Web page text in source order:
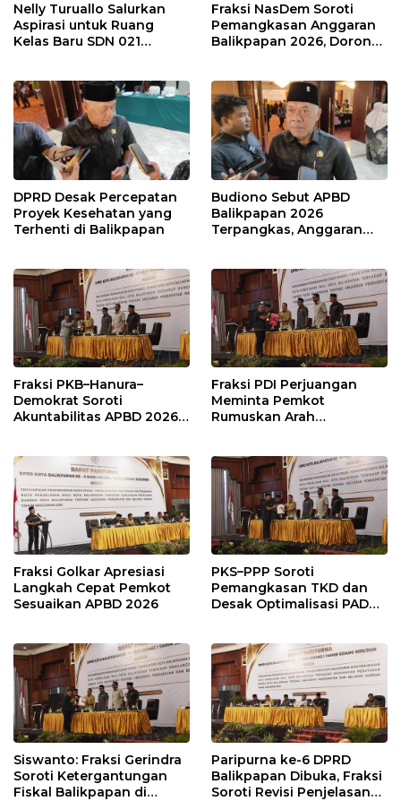
Nelly Turuallo Salurkan
Aspirasi untuk Ruang
Kelas Baru SDN 021
Fraksi NasDem Soroti
Pemangkasan Anggaran
Balikpapan 2026, Dorong
DPRD Desak Percepatan
Proyek Kesehatan yang
Terhenti di Balikpapan
Budiono Sebut APBD
Balikpapan 2026
Terpangkas, Anggaran
Fraksi PKB–Hanura–
Demokrat Soroti
Akuntabilitas APBD 2026
Modal
Fraksi PDI Perjuangan
Meminta Pemkot
Rumuskan Arah
Penyangga IKN
Fraksi Golkar Apresiasi
Langkah Cepat Pemkot
Sesuaikan APBD 2026
PKS–PPP Soroti
Pemangkasan TKD dan
Desak Optimalisasi PAD
Siswanto: Fraksi Gerindra
Soroti Ketergantungan
Fiskal Balikpapan di
Paripurna ke-6 DPRD
Balikpapan Dibuka, Fraksi
Soroti Revisi Penjelasan